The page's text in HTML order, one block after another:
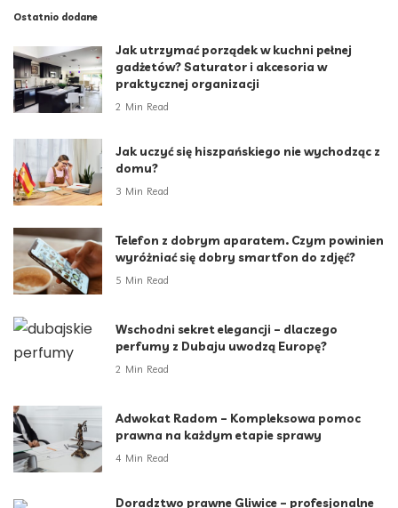
Ostatnio dodane
Jak utrzymać porządek w kuchni pełnej
gadżetów? Saturator i akcesoria w
praktycznej organizacji
2 Min Read
Jak uczyć się hiszpańskiego nie wychodząc z
domu?
3 Min Read
Telefon z dobrym aparatem. Czym powinien
wyróżniać się dobry smartfon do zdjęć?
5 Min Read
Wschodni sekret elegancji – dlaczego
perfumy z Dubaju uwodzą Europę?
2 Min Read
Adwokat Radom – Kompleksowa pomoc
prawna na każdym etapie sprawy
4 Min Read
Doradztwo prawne Gliwice – profesjonalne